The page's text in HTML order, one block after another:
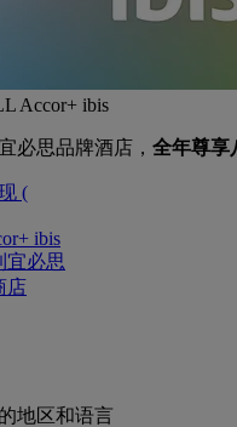
Accor+ ibis
必思品牌酒店， 全年尊享
(
ibis
宜必思
店
地区和语言